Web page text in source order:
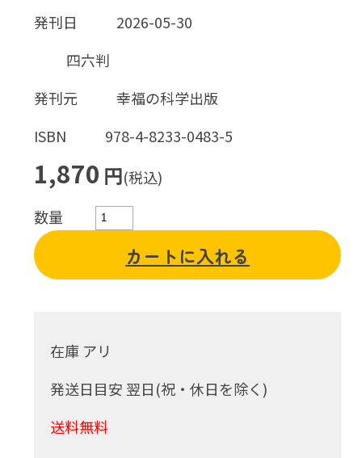
発刊日
2026-05-30
四六判
発刊元
幸福の科学出版
ISBN
978-4-8233-0483-5
1,870 円(税込)
数量
カートに入れる
在庫 アリ
発送日目安 翌日(祝・休日を除く)
送料無料